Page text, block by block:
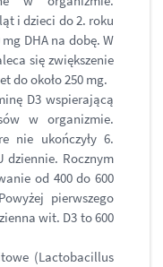
i dzieci do 2. roku
DHA na dobę. W
się zwiększenie
do około 250 mg.
D3 wspierającą
w organizmie.
nie ukończyły 6.
dziennie. Rocznym
od 400 do 600
pierwszego
wit. D3 to 600
(Lactobacillus